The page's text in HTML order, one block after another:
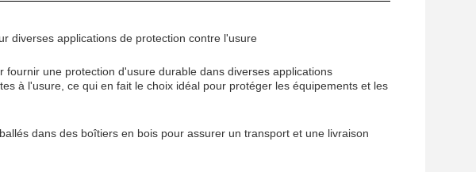
diverses applications de protection contre l'usure
une protection d'usure durable dans diverses applications
à l'usure, ce qui en fait le choix idéal pour protéger les équipements et les
dans des boîtiers en bois pour assurer un transport et une livraison